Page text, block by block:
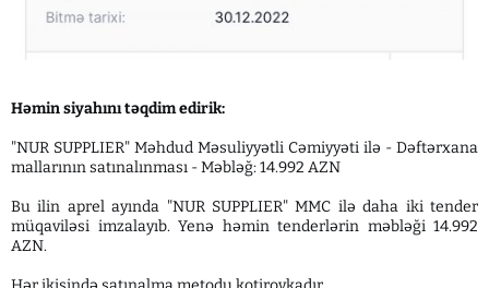
Həmin siyahını təqdim edirik:
"NUR SUPPLIER" Məhdud Məsuliyyətli Cəmiyyəti ilə - Dəftərxana
mallarının satınalınması - Məbləğ: 14.992 AZN
Bu ilin aprel ayında "NUR SUPPLIER" MMC ilə daha iki tender
müqaviləsi imzalayıb. Yenə həmin tenderlərin məbləği 14.992
AZN.